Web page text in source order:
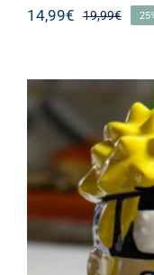
19,99€
14,99€
Κεραμική